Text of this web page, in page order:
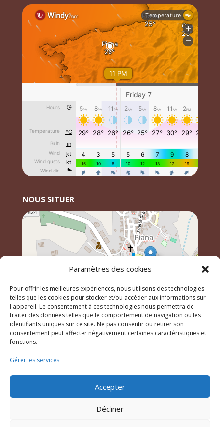
Paramètres des cookies
Pour offrir les meilleures expériences, nous utilisons des technologies
telles que les cookies pour stocker et/ou accéder aux informations sur
l'appareil. Le consentement à ces technologies nous permettra de
traiter des données telles que le comportement de navigation ou les
identifiants uniques sur ce site. Ne pas consentir ou retirer son
consentement peut affecter négativement certaines caractéristiques et
fonctions.
Gérer les services
Accepter
Décliner
NOUS SITUER
Leaflet, \r\n©OpenStreetMapcontributeurs